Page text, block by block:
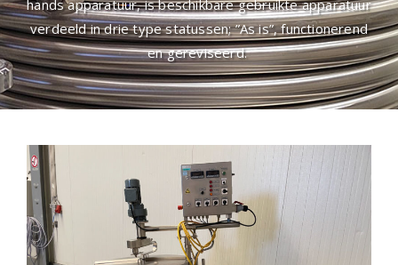
hands apparatuur, is beschikbare gebruikte apparatuur
verdeeld in drie type statussen; ”As is”, functionerend
en gereviseerd.